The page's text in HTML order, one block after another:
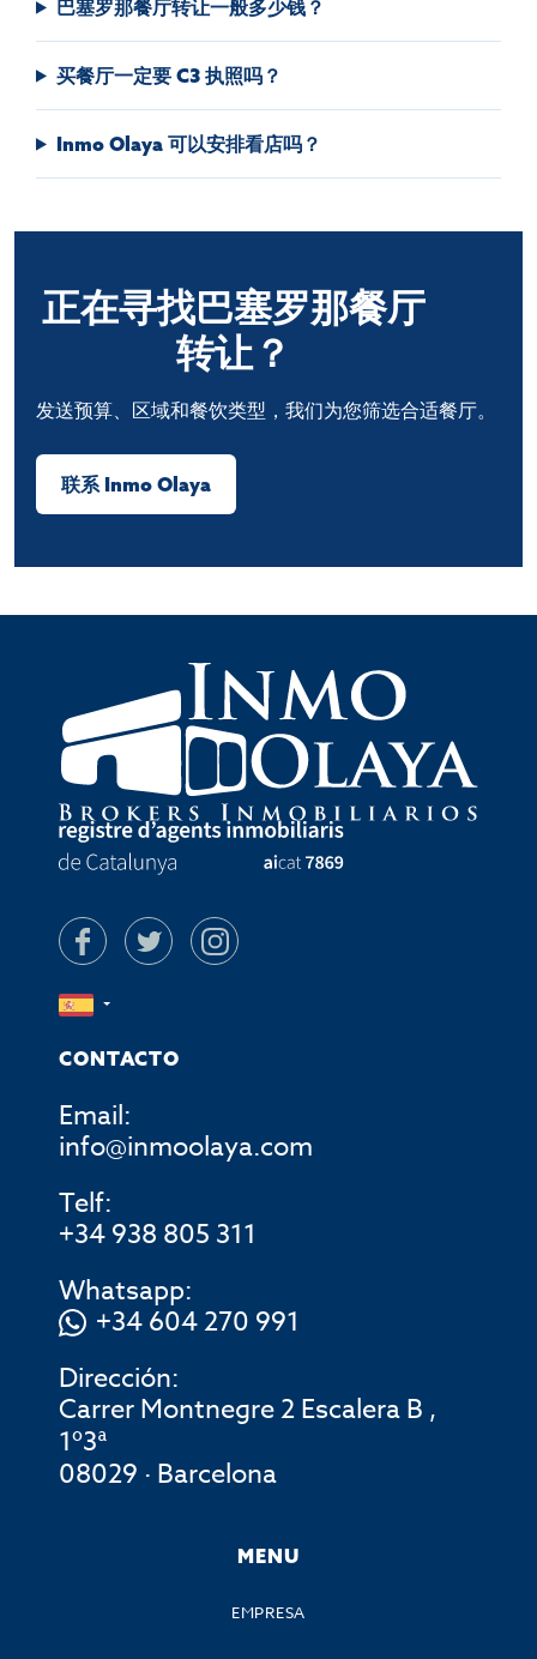
巴塞罗那餐厅转让一般多少钱？
买餐厅一定要 C3 执照吗？
Inmo Olaya 可以安排看店吗？
正在寻找巴塞罗那餐厅
转让？
发送预算、区域和餐饮类型，我们为您筛选合适餐厅。
联系 Inmo Olaya
CONTACTO
Email:
info@inmoolaya.com
Telf:
+34 938 805 311
Whatsapp:
+34 604 270 991
Dirección:
Carrer Montnegre 2 Escalera B ,
1º3ª
08029 · Barcelona
MENU
EMPRESA